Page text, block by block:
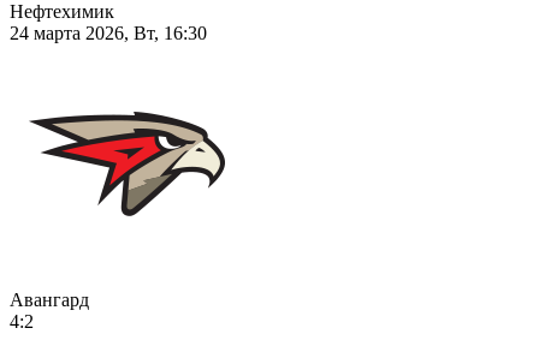
Нефтехимик
24 марта 2026, Вт, 16:30
Авангард
4:2